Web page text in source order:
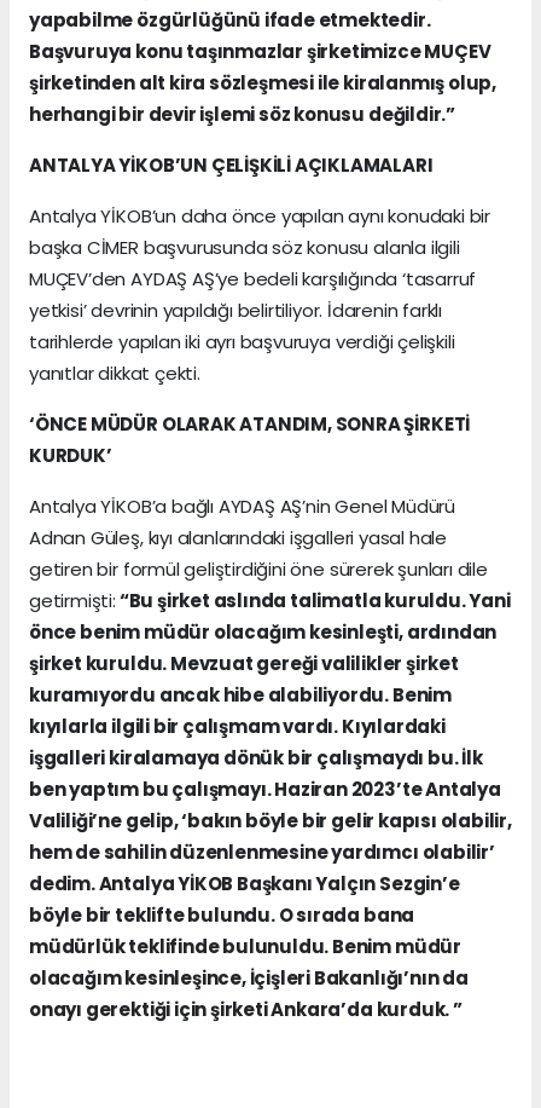
yapabilme özgürlüğünü ifade etmektedir.
Başvuruya konu taşınmazlar şirketimizce MUÇEV
şirketinden alt kira sözleşmesi ile kiralanmış olup,
herhangi bir devir işlemi söz konusu değildir.”
ANTALYA YİKOB’UN ÇELİŞKİLİ AÇIKLAMALARI
Antalya YİKOB’un daha önce yapılan aynı konudaki bir
başka CİMER başvurusunda söz konusu alanla ilgili
MUÇEV’den AYDAŞ AŞ’ye bedeli karşılığında ‘tasarruf
yetkisi’ devrinin yapıldığı belirtiliyor. İdarenin farklı
tarihlerde yapılan iki ayrı başvuruya verdiği çelişkili
yanıtlar dikkat çekti.
‘ÖNCE MÜDÜR OLARAK ATANDIM, SONRA ŞİRKETİ
KURDUK’
Antalya YİKOB’a bağlı AYDAŞ AŞ’nin Genel Müdürü
Adnan Güleş, kıyı alanlarındaki işgalleri yasal hale
getiren bir formül geliştirdiğini öne sürerek şunları dile
getirmişti:“Bu şirket aslında talimatla kuruldu. Yani
önce benim müdür olacağım kesinleşti, ardından
şirket kuruldu. Mevzuat gereği valilikler şirket
kuramıyordu ancak hibe alabiliyordu. Benim
kıyılarla ilgili bir çalışmam vardı. Kıyılardaki
işgalleri kiralamaya dönük bir çalışmaydı bu. İlk
ben yaptım bu çalışmayı. Haziran 2023’te Antalya
Valiliği’ne gelip, ‘bakın böyle bir gelir kapısı olabilir,
hem de sahilin düzenlenmesine yardımcı olabilir’
dedim. Antalya YİKOB Başkanı Yalçın Sezgin’e
böyle bir teklifte bulundu. O sırada bana
müdürlük teklifinde bulunuldu. Benim müdür
olacağım kesinleşince, İçişleri Bakanlığı’nın da
onayı gerektiği için şirketi Ankara’da kurduk. ”